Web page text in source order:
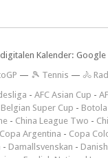
Kalender:
— 🎾 Tennis — 🚴
- AFC Asian Cup -
Belgian Super Cup -
- China League Two -
Copa Argentina - Copa
- Damallsvenskan -